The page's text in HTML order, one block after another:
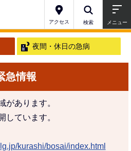
アクセス 検索 メニュー
夜間・休日の急病
急情報
があります。
しています。
kurashi/bosai/index.html